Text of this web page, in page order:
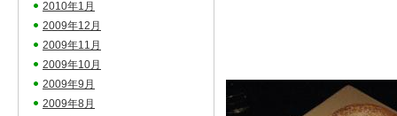
2010年1月
2009年12月
2009年11月
2009年10月
2009年9月
2009年8月